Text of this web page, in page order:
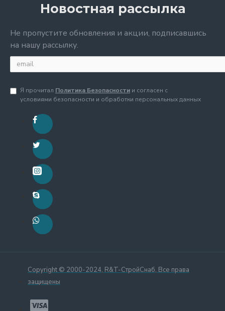
Новостная рассылка
Не пропустите обновления и акции, подписавшись
на нашу рассылку.
Я прочитал Политика Безопасности и согласен с
условиями безопасности и обработки персональных данных
Copyright © 2000-2024, R&T-СтройСнаб, Все права
защищены